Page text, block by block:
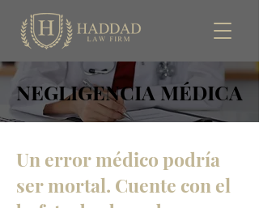
NEGLIGENCIA MÉDICA
Un error médico podría
ser mortal. Cuente con el